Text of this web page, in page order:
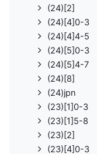
(24)[2]
(24)[4]0-3
(24)[4]4-5
(24)[5]0-3
(24)[5]4-7
(24)[8]
(24)jpn
(23)[1]0-3
(23)[1]5-8
(23)[2]
(23)[4]0-3